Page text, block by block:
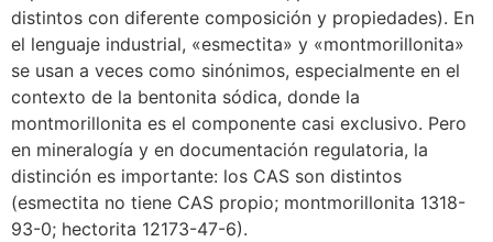
distintos con diferente composición y propiedades). En
el lenguaje industrial, «esmectita» y «montmorillonita»
se usan a veces como sinónimos, especialmente en el
contexto de la bentonita sódica, donde la
montmorillonita es el componente casi exclusivo. Pero
en mineralogía y en documentación regulatoria, la
distinción es importante: los CAS son distintos
(esmectita no tiene CAS propio; montmorillonita 1318-
93-0; hectorita 12173-47-6).